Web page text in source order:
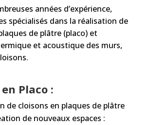
années d’expérience,
spécialisés dans la réalisation de
de plâtre (placo) et
et acoustique des murs,
Placo :
de cloisons en plaques de plâtre
de nouveaux espaces :